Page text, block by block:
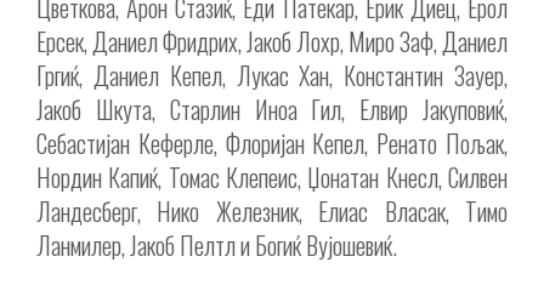
Ерсек, Даниел Фридрих, Јакоб Лохр, Миро Заф, Даниел
Гргиќ, Даниел Кепел, Лукас Хан, Константин Зауер,
Јакоб Шкута, Старлин Иноа Гил, Елвир Јакуповиќ,
Себастијан Кеферле, Флоријан Кепел, Ренато Пољак,
Нордин Капиќ, Томас Клепеис, Џонатан Кнесл, Силвен
Ландесберг, Нико Железник, Елиас Власак, Тимо
Ланмилер, Јакоб Пелтл и Богиќ Вујошевиќ.